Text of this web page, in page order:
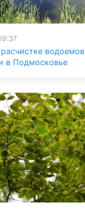
водоемов
в Подмосковье